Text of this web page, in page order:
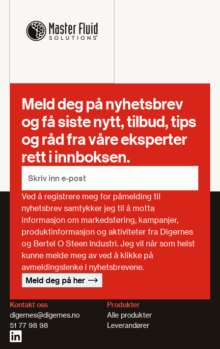
Meld deg på nyhetsbrev
og få siste nytt, tilbud, tips
og råd fra våre eksperter
rett i innboksen.
Ved å registrere meg for påmelding til
nyhetsbrev samtykker jeg til å motta
informasjon om markedsføring, kampanjer,
produktinformasjon og aktiviteter fra Digernes
og Bertel O Steen Industri. Jeg vil når som helst
kunne melde meg av ved å klikke på
avmeldingslenke i nyhetsbrevene.
Meld deg på her
Kontakt oss
digernes@digernes.no
51 77 98 98
Produkter
Alle produkter
Leverandører